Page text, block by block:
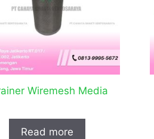
Wiremesh Media
Read more